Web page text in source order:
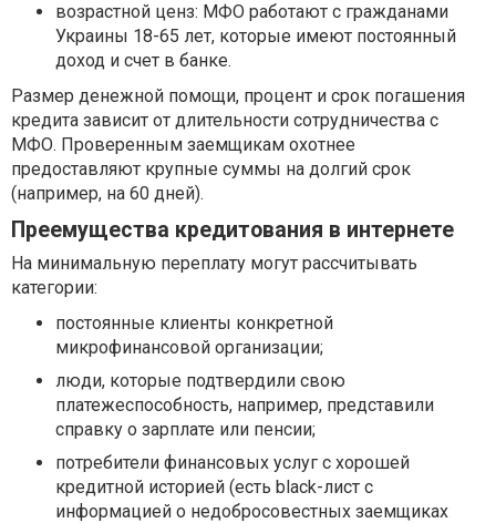
возрастной ценз: МФО работают с гражданами
Украины 18-65 лет, которые имеют постоянный
доход и счет в банке.
Размер денежной помощи, процент и срок погашения
кредита зависит от длительности сотрудничества с
МФО. Проверенным заемщикам охотнее
предоставляют крупные суммы на долгий срок
(например, на 60 дней).
Преемущества кредитования в интернете
На минимальную переплату могут рассчитывать
категории:
постоянные клиенты конкретной
микрофинансовой организации;
люди, которые подтвердили свою
платежеспособность, например, представили
справку о зарплате или пенсии;
потребители финансовых услуг с хорошей
кредитной историей (есть black-лист с
информацией о недобросовестных заемщиках